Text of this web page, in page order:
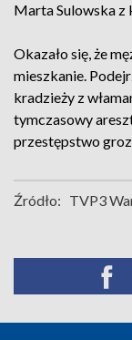
Marta Sulowska z
Okazało się, że
mieszkanie.
kradzieży z
tymczasowy
przestępstwo
Źródło: TVP3